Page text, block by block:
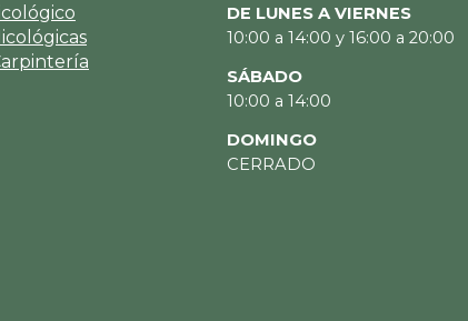
DE LUNES A VIERNES
10:00 a 14:00 y 16:00 a 20:00
SÁBADO
10:00 a 14:00
DOMINGO
CERRADO